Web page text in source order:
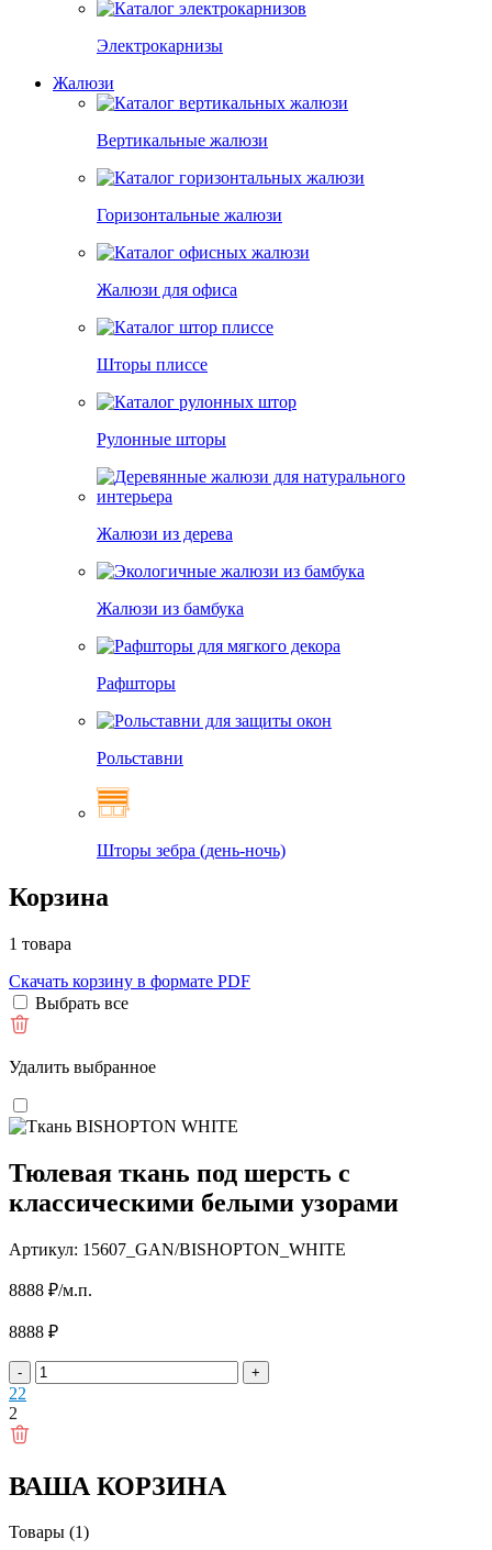
Электрокарнизы
Жалюзи
Вертикальные жалюзи
Горизонтальные жалюзи
Жалюзи для офиса
Шторы плиссе
Рулонные шторы
Жалюзи из дерева
Жалюзи из бамбука
Рафшторы
Рольставни
Шторы зебра (день-ночь)
Корзина
1 товара
Скачать корзину в формате PDF
Выбрать все
Удалить выбранное
Тюлевая ткань под шерсть с
классическими белыми узорами
Артикул: 15607_GAN/BISHOPTON_WHITE
8888 ₽/м.п.
8888 ₽
- +
22
2
ВАША КОРЗИНА
Товары (1)